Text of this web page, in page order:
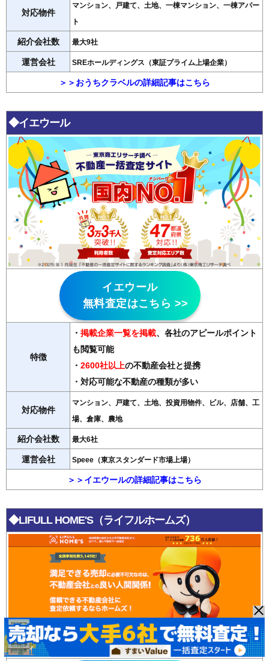
対応物件
マンション、戸建て、土地、一棟マンション、一棟アパー
ト
紹介会社数 最大9社
運営会社 SREホールディングス（東証プライム上場企業）
＞＞おうちクラベルの詳細記事はこちら
◆イエウール
イエウール
無料査定はこちら >>
特徴
・ 掲載企業一覧を掲載、各社のアピールポイント
も閲覧可能
・ 2600社以上の不動産会社と提携
・対応可能な不動産の種類が多い
対応物件
マンション、戸建て、土地、投資用物件、ビル、店舗、工
場、倉庫、農地
紹介会社数 最大6社
運営会社 Speee（東京スタンダード市場上場）
＞＞イエウールの詳細記事はこちら
◆LIFULL HOME'S（ライフルホームズ）